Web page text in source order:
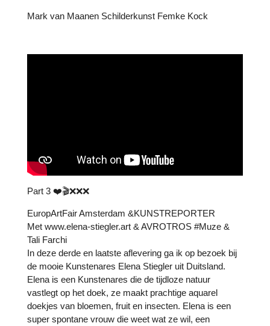
Mark van Maanen Schilderkunst Femke Kock
Part 3 ❤️🎬❌️❌️❌️
EuropArtFair Amsterdam &KUNSTREPORTER
Met www.elena-stiegler.art & AVROTROS #Muze &
Tali Farchi
In deze derde en laatste aflevering ga ik op bezoek bij
de mooie Kunstenares Elena Stiegler uit Duitsland.
Elena is een Kunstenares die de tijdloze natuur
vastlegt op het doek, ze maakt prachtige aquarel
doekjes van bloemen, fruit en insecten. Elena is een
super spontane vrouw die weet wat ze wil, een